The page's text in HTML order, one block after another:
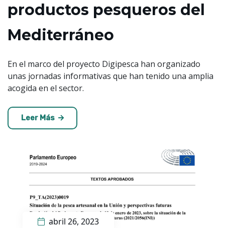
productos pesqueros del
Mediterráne​o​​
En el marco del proyecto Digipesca han organizado
unas jornadas informativas que han tenido una amplia
acogida en el sector.
Leer Más
abril 26, 2023